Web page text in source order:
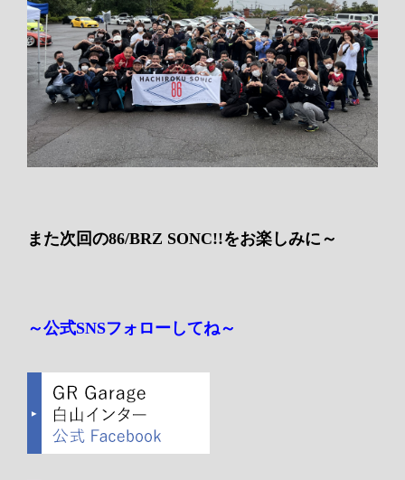
また次回の86/BRZ SONC!!をお楽しみに～
～公式SNSフォローしてね～